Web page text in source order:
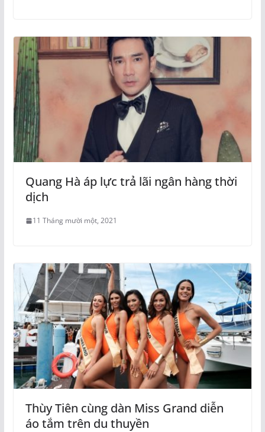
Quang Hà áp lực trả lãi ngân hàng thời
dịch
11 Tháng mười một, 2021
Thùy Tiên cùng dàn Miss Grand diễn
áo tắm trên du thuyền